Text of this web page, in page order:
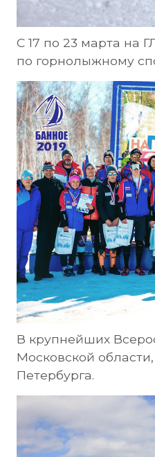
С 17 по 23 марта на
по горнолыжному
В крупнейших
Московской
Петербурга.